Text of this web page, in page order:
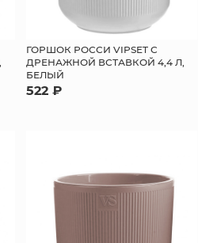
ГОРШОК РОССИ VIPSET С
ДРЕНАЖНОЙ ВСТАВКОЙ 4,4 Л,
БЕЛЫЙ
522 ₽